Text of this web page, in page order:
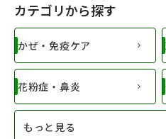
カテゴリから探す
かぜ・免疫ケア
花粉症・鼻炎
もっと見る